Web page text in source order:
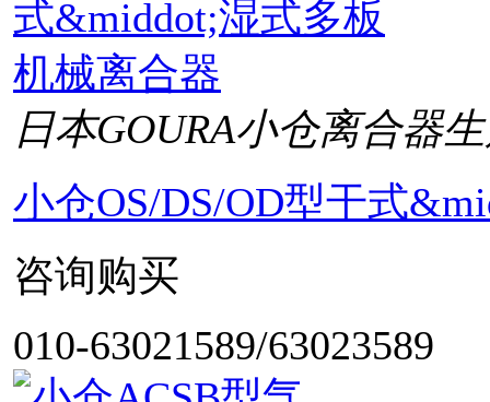
日本GOURA小仓离合器
小仓OS/DS/OD型干式
咨询购买
010-63021589/63023589